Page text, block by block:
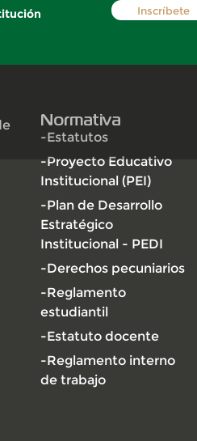
Inscríbete
Normativa
-Estatutos
-Proyecto Educativo
Institucional (PEI)
-Plan de Desarrollo
Estratégico
Institucional - PEDI
-Derechos pecuniarios
-Reglamento
estudiantil
-Estatuto docente
-Reglamento interno
de trabajo